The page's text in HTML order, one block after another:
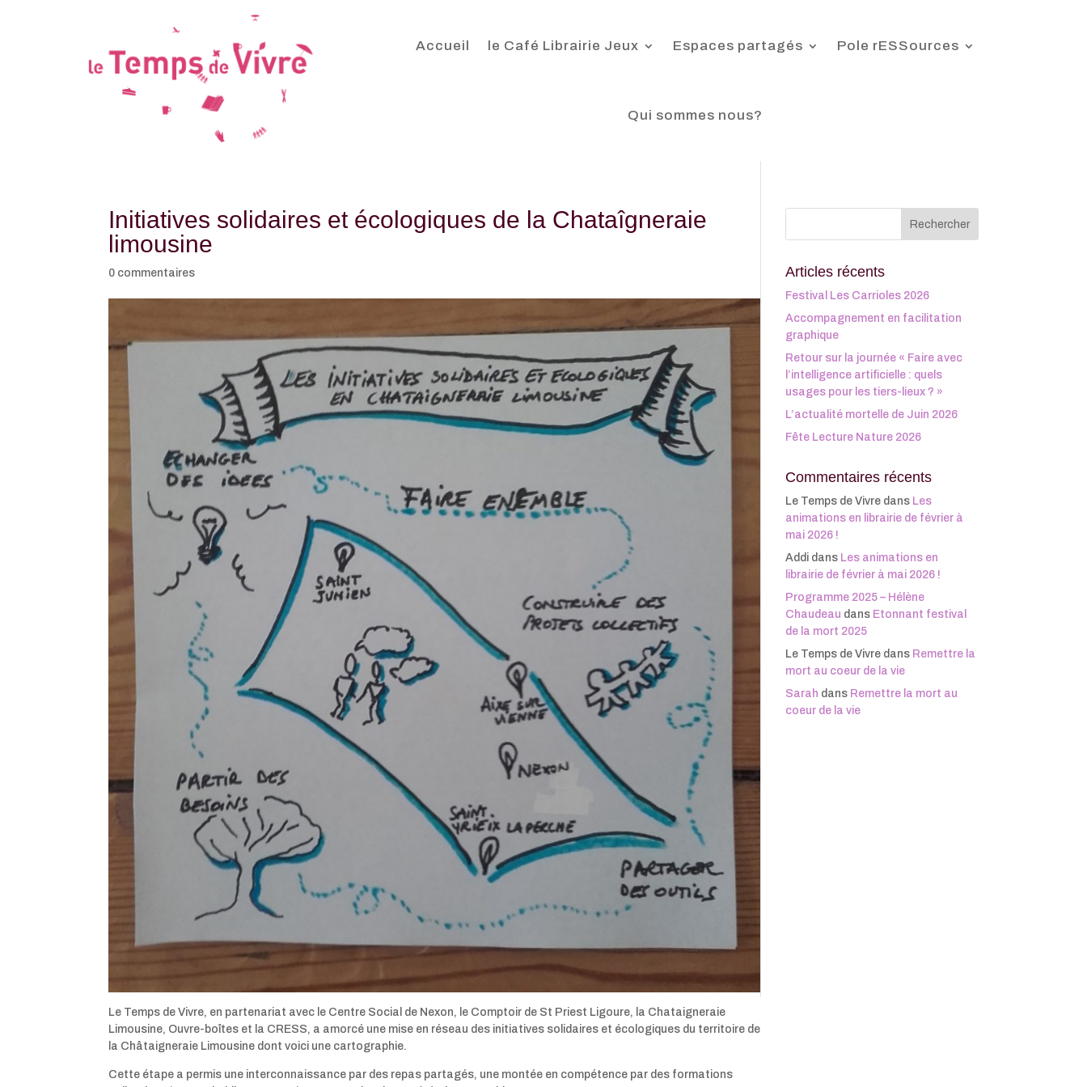
Accueil le Café Librairie Jeux Espaces partagés Pole rESSources
Qui sommes nous?
Initiatives solidaires et écologiques de la Chataîgneraie
limousine
0 commentaires
Le Temps de Vivre, en partenariat avec le Centre Social de Nexon, le Comptoir de St Priest Ligoure, la Chataigneraie
Limousine, Ouvre-boîtes et la CRESS, a amorcé une mise en réseau des initiatives solidaires et écologiques du territoire de
la Châtaigneraie Limousine dont voici une cartographie.
Cette étape a permis une interconnaissance par des repas partagés, une montée en compétence par des formations
Articles récents
Festival Les Carrioles 2026
Accompagnement en facilitation
graphique
Retour sur la journée « Faire avec
l’intelligence artificielle : quels
usages pour les tiers-lieux ? »
L’actualité mortelle de Juin 2026
Fête Lecture Nature 2026
Commentaires récents
Le Temps de Vivredans Les
animations en librairie de février à
mai 2026 !
Addidans Les animations en
librairie de février à mai 2026 !
Programme 2025 – Hélène
Chaudeau dans Etonnant festival
de la mort 2025
Le Temps de Vivredans Remettre la
mort au coeur de la vie
Sarah dans Remettre la mort au
coeur de la vie